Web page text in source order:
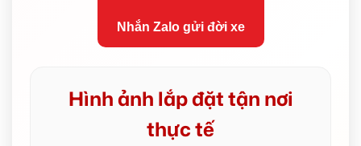
Nhắn Zalo gửi đời xe
Hình ảnh lắp đặt tận nơi
thực tế